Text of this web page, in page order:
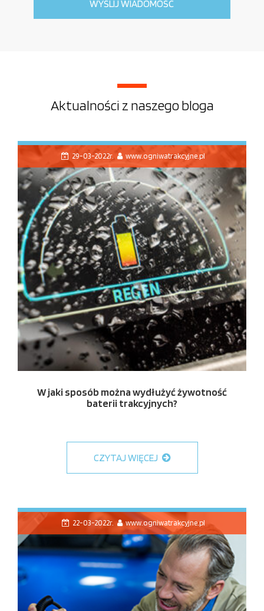
Aktualności z naszego bloga
29-03-2022r. www.ogniwatrakcyjne.pl
W jaki sposób można wydłużyć żywotność
baterii trakcyjnych?
CZYTAJ WIĘCEJ
22-03-2022r. www.ogniwatrakcyjne.pl